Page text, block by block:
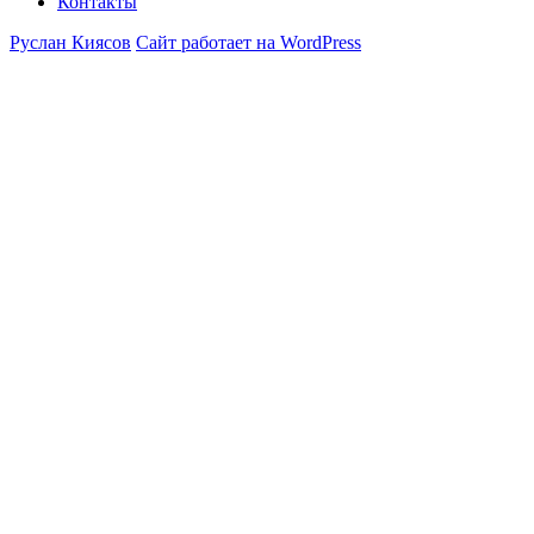
Руслан Киясов Сайт работает на WordPress